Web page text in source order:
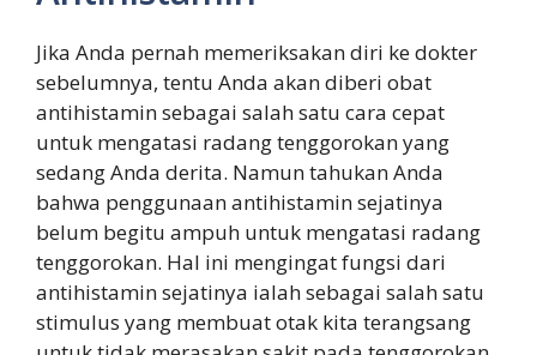
Jika Anda pernah memeriksakan diri ke dokter
sebelumnya, tentu Anda akan diberi obat
antihistamin sebagai salah satu cara cepat
untuk mengatasi radang tenggorokan yang
sedang Anda derita. Namun tahukan Anda
bahwa penggunaan antihistamin sejatinya
belum begitu ampuh untuk mengatasi radang
tenggorokan. Hal ini mengingat fungsi dari
antihistamin sejatinya ialah sebagai salah satu
stimulus yang membuat otak kita terangsang